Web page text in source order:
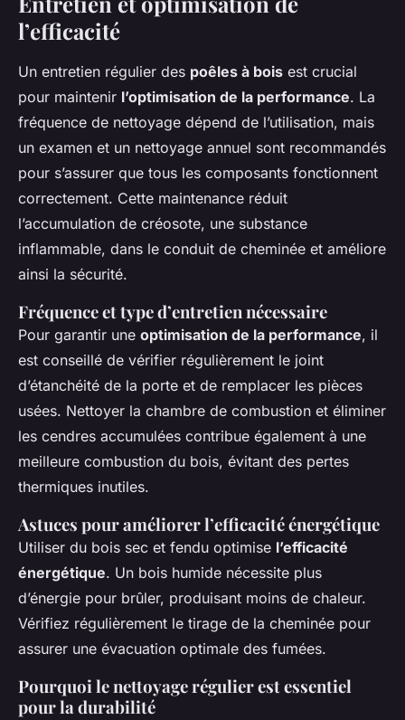
l’efficacité
Un entretien régulier des poêles à bois est crucial
pour maintenir l’optimisation de la performance. La
fréquence de nettoyage dépend de l’utilisation, mais
un examen et un nettoyage annuel sont recommandés
pour s’assurer que tous les composants fonctionnent
correctement. Cette maintenance réduit
l’accumulation de créosote, une substance
inflammable, dans le conduit de cheminée et améliore
ainsi la sécurité.
Fréquence et type d’entretien nécessaire
Pour garantir une optimisation de la performance, il
est conseillé de vérifier régulièrement le joint
d’étanchéité de la porte et de remplacer les pièces
usées. Nettoyer la chambre de combustion et éliminer
les cendres accumulées contribue également à une
meilleure combustion du bois, évitant des pertes
thermiques inutiles.
Astuces pour améliorer l’efficacité énergétique
Utiliser du bois sec et fendu optimise l’efficacité
énergétique. Un bois humide nécessite plus
d’énergie pour brûler, produisant moins de chaleur.
Vérifiez régulièrement le tirage de la cheminée pour
assurer une évacuation optimale des fumées.
Pourquoi le nettoyage régulier est essentiel
pour la durabilité